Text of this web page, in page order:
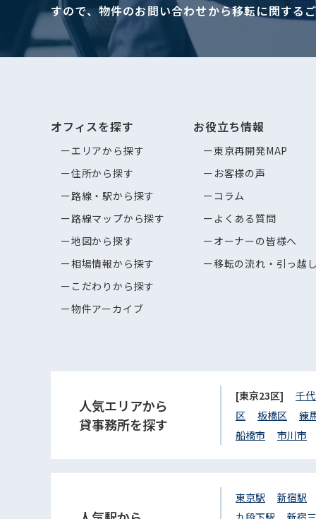
すので、物件のお問い合わせから移転に関する
オフィスを探す
エリアから探す
住所から探す
路線・駅から探す
路線マップから探す
地図から探す
相場情報から探す
こだわりから探す
物件アーカイブ
お役立ち情報
東京再開発MAP
お客様の声
コラム
よくある質問
オーナーの皆様へ
移転の流れ・引っ越
人気エリアから
貸事務所を探す
[東京23区] 千
区
板橋区
練
船橋市
市川市
東京駅
新宿駅